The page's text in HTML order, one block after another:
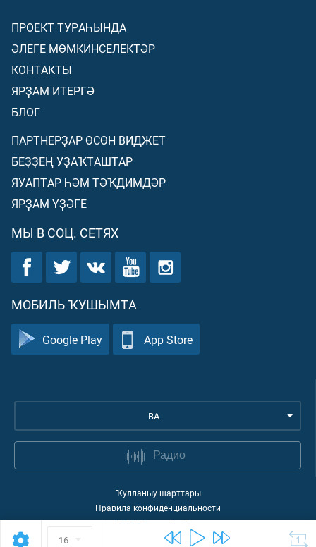
16
ПРОЕКТ ТУРАҺЫНДА
ӘЛЕГЕ МӨМКИНСЕЛЕКТӘР
КОНТАКТЫ
ЯРҘАМ ИТЕРГӘ
БЛОГ
ПАРТНЕРҘАР ӨСӨН ВИДЖЕТ
БЕҘҘЕҢ УҘАҠТАШТАР
ЯУАПТАР ҺӘМ ТӘҠДИМДӘР
ЯРҘАМ ҮҘӘГЕ
МЫ В СОЦ. СЕТЯХ
МОБИЛЬ ҠУШЫМТА
Google Play App Store
BA
Радио
Ҡулланыу шарттары
Правила конфиденциальности
©2026Quran Academy